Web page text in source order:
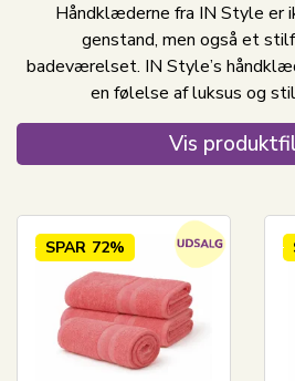
Håndklæderne fra IN Style er
genstand, men også et
badeværelset. IN Style’s
en følelse af luksus og
Vis
SPAR 72%